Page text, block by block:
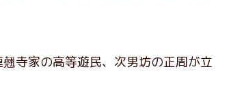
寺家の高等遊民、次男坊の正周が立